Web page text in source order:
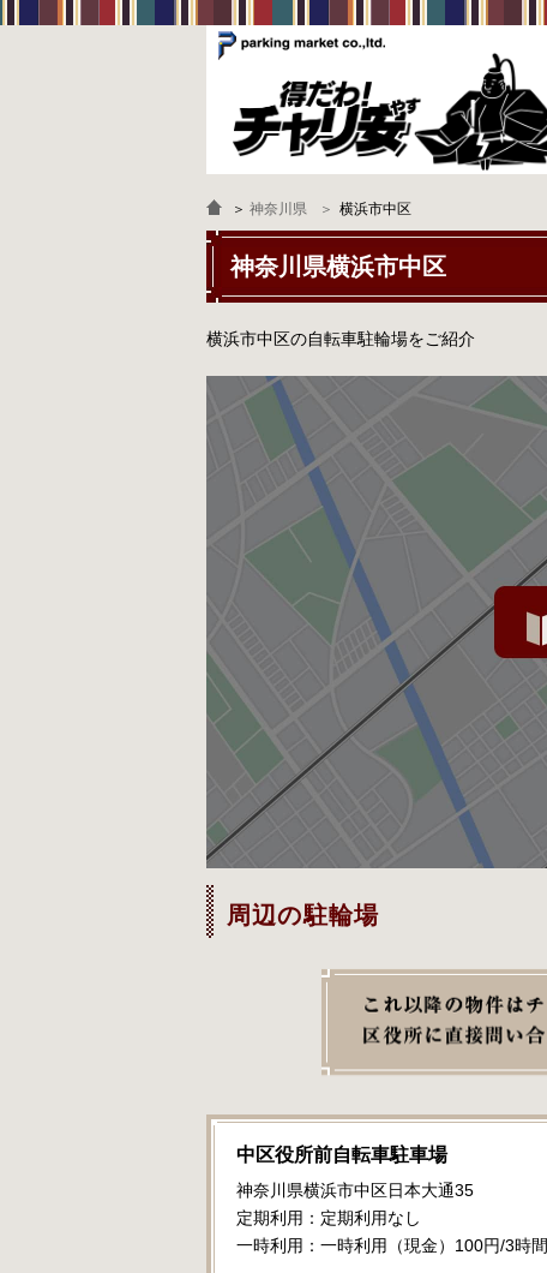
＞ 神奈川県 横浜市中区
神奈川県横浜市中区
横浜市中区の自転車駐輪場をご紹介
周辺の駐輪場
中区役所前自転車駐車場
神奈川県横浜市中区日本大通35
定期利用：定期利用なし
一時利用：一時利用（現金）100円/3時間